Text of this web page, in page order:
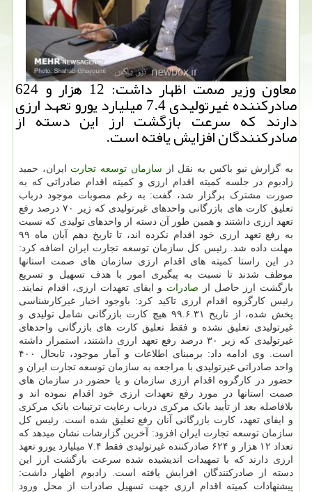
معاون وزیر صمت اظهار داشت: 12 هزار و 624
صادركننده غیرتولیدی 7.4 میلیارد یورو تعهد ارزی
دارند كه سرعت بازگشت ارز این دسته از
صادركنندگان افزایش یافته است.
به گزارش نیو باکس به نقل از سازمان توسعه تجارت ایران، حمید
زادبوم در جلسه کمیته اقدام ارزی و کمیته اقدام صادراتی که به
صورت مشترک برگزار شد، گفت: به رغم مصوبات موجود درباب
تعلیق کارت های بازرگانی واحدهای غیرتولیدی که زیر ۷۰ درصد رفع
تعهد ارزی داشتند و همین طور آن دسته از واحدهای تولیدی که نسبت
به رفع تعهد ارزی خود اقدام نکرده اند، تا تاریخ دهم آبان ماه ۹۹
مهلت داده شد. رئیس کل سازمان توسعه تجارت ایران اضافه کرد:
در این راستا کمیته های اقدام ارزی سازمان های صمت استانها
موظف شدند تا نسبت به پیگیری امور با هدف تسهیل و تسریع
بازگشت ارز حاصل از صادرات و ایفای تعهدات ارزی، اقدام نمایند.
رئیس کارگروه اقدام ارزی تاکید کرد: باوجود اخبار غیرکارشناسی
پخش شده، از تاریخ ۹۹.۶.۳۱ هیچ کارت بازرگانی شامل تولیدی و
غیرتولیدی تعلیق نشده و فقط تعلیق کارت های بازرگانی واحدهای
غیرتولیدی که زیر ۳۰ درصد رفع تعهد ارزی داشتند، استمرار داشته
است. وی ادامه داد: برمبنای اطلاعات و آمار موجود، تابحال ۴۰۰
واحد صادراتی غیرتولیدی با مراجعه به سازمان توسعه تجارت ایران و
حضور در کارگروه اقدام ارزی سازمان و یا حضور در سازمان های
صمت استانها در مورد رفع تعهدات ارزی خود اقدام نموده اند و
بلافاصله بعد از تأیید بانک مرکزی درباب رعایت ترتیبات بانک مرکزی
و ایفای تعهد، کارت بازرگانی آنان رفع تعلیق شده است. رئیس کل
سازمان توسعه تجارت ایران افزود: آخرین گزارشات نشان میدهد که
تعداد ۱۲ هزار و ۶۲۴ صادرکننده غیرتولیدی فقط ۷.۴ میلیارد یورو تعهد
ارزی دارند که با تمهیدات اندیشیده شده سرعت بازگشت ارز این
دسته از صادرکنندگان افزایش یافته است. زادبوم اظهار داشت:
پیشنهادات کمیته اقدام ارزی جهت تسهیل صادرات از محل ورود